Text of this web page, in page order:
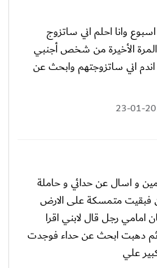
وانا احلم اني ساتزوج
الأخيرة من شخص أجنبي
اني ساتزوجتهم وابحث عن
23-01-
و اسال عن حدائي و حاملة
فبقيت متمسكة على الارض
امامي رجل قال لابني اقرا
ثم دهبت ابحث عن حداء فوجدت
علي